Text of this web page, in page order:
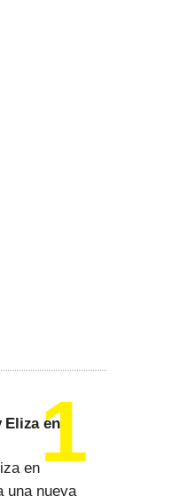
Eliza en
en
una nueva